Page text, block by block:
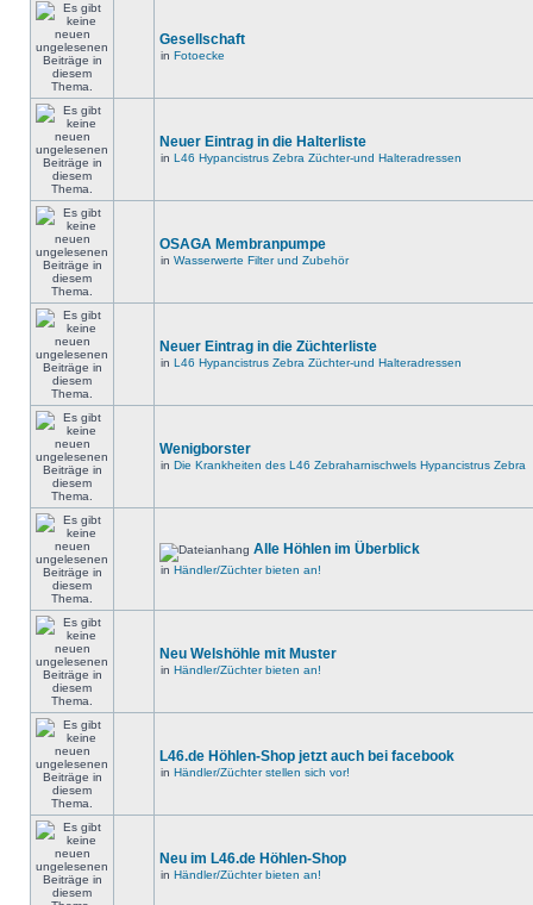
Gesellschaft
in Fotoecke
Neuer Eintrag in die Halterliste
in L46 Hypancistrus Zebra Züchter-und Halteradressen
OSAGA Membranpumpe
in Wasserwerte Filter und Zubehör
Neuer Eintrag in die Züchterliste
in L46 Hypancistrus Zebra Züchter-und Halteradressen
Wenigborster
in Die Krankheiten des L46 Zebraharnischwels Hypancistrus Zebra
Alle Höhlen im Überblick
in Händler/Züchter bieten an!
Neu Welshöhle mit Muster
in Händler/Züchter bieten an!
L46.de Höhlen-Shop jetzt auch bei facebook
in Händler/Züchter stellen sich vor!
Neu im L46.de Höhlen-Shop
in Händler/Züchter bieten an!